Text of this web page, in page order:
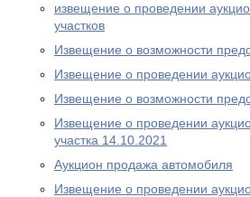
извещение о проведении
участков
Извещение о возможности
Извещение о проведении
Извещение о возможности
Извещение о проведении
участка 14.10.2021
Аукцион продажа автомобиля
Извещение о проведении